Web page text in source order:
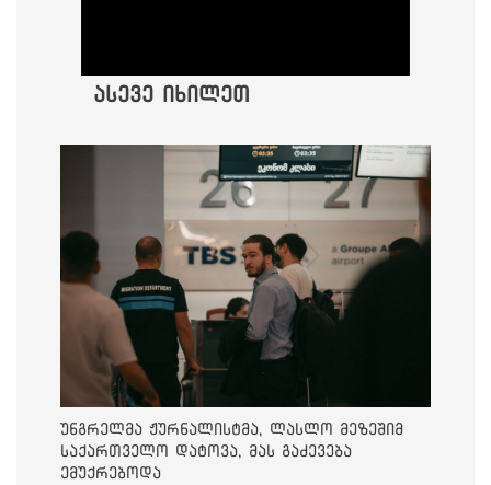
ასევე იხილეთ
უნგრელმა ჟურნალისტმა, ლასლო მეზეშიმ
საქართველო დატოვა, მას გაძევება
ემუქრებოდა